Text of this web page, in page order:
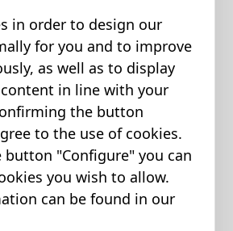
in order to design our
for you and to improve
as well as to display
in line with your
the button
to the use of cookies.
button "Configure" you can
you wish to allow.
can be found in our